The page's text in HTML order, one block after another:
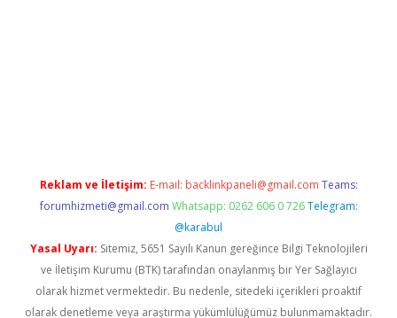
Reklam ve İletişim: E-mail: backlinkpaneli@gmail.com Teams:
forumhizmeti@gmail.com Whatsapp: 0262 606 0 726 Telegram:
@karabul
Yasal Uyarı: Sitemiz, 5651 Sayılı Kanun gereğince Bilgi Teknolojileri
ve İletişim Kurumu (BTK) tarafından onaylanmış bir Yer Sağlayıcı
olarak hizmet vermektedir. Bu nedenle, sitedeki içerikleri proaktif
olarak denetleme veya araştırma yükümlülüğümüz bulunmamaktadır.